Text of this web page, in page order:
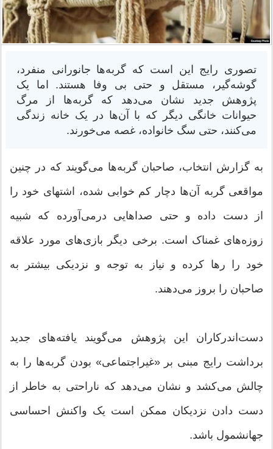
تصوری رایج این است که گربه‌ها جانورانی منفرد،
گوشه‌گیر، مستقل و حتی بی وفا هستند. اما یک
پژوهش جدید نشان می‌دهد که گربه‌ها از مرگ
حیوانات خانگی دیگر که با آن‌ها در یک خانه زندگی
می‌کنند، حتی سگ خانواده، غصه می‌خورند.
به گزارش انتخاب، صاحبان گربه‌ها می‌گویند که در چنین
مواقعی گربه آن‌ها دچار کم خوابی شده، اشتهای خود را
از دست داده و حتی صداهایی درمی‌آورده که شبیه
زوزه‌های غمناک است. برخی دیگر بازی‌های مورد علاقه
خود را رها کرده و نیاز به توجه و نزدیکی بیشتر به
صاحبان را بروز می‌دهند.
دست‌اندرکاران این پژوهش می‌گویند یافته‌های جدید
برداشت رایج مبنی بر «غیراجتماعی» بودن گربه‌ها را به
چالش می‌کشد و نشان می‌دهد که ناراحتی به خاطر از
دست دادن نزدیکان ممکن است یک واکنش احساسی
جهانشمول باشد.